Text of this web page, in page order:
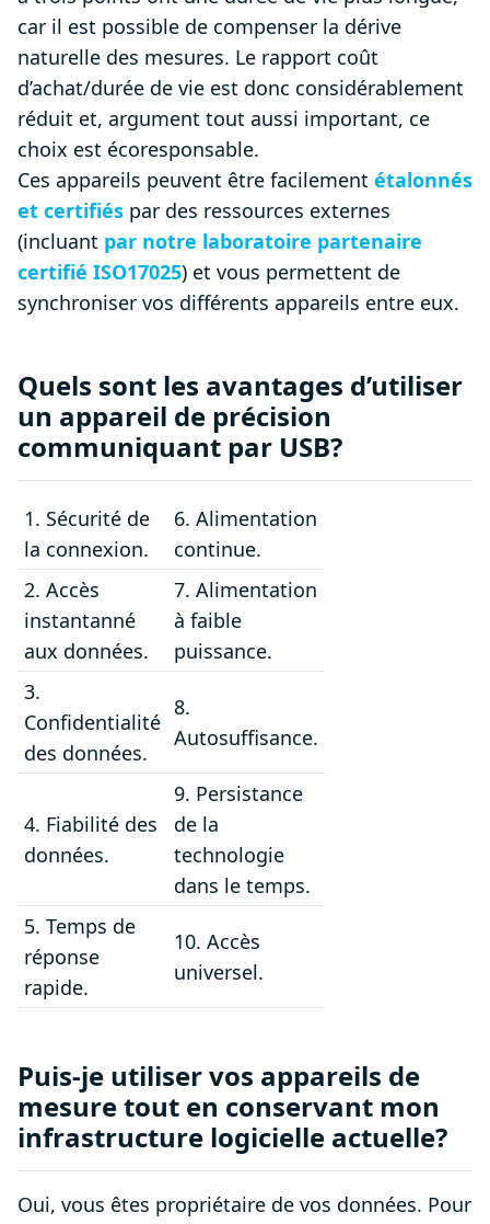
car il est possible de compenser la dérive
naturelle des mesures. Le rapport coût
d’achat/durée de vie est donc considérablement
réduit et, argument tout aussi important, ce
choix est écoresponsable.
Ces appareils peuvent être facilement étalonnés
et certifiés par des ressources externes
(incluant par notre laboratoire partenaire
certifié ISO17025) et vous permettent de
synchroniser vos différents appareils entre eux.
Quels sont les avantages d’utiliser
un appareil de précision
communiquant par USB?
1. Sécurité de
la connexion.
6. Alimentation
continue.
2. Accès
instantanné
aux données.
7. Alimentation
à faible
puissance.
3.
Confidentialité
des données.
8.
Autosuffisance.
4. Fiabilité des
données.
9. Persistance
de la
technologie
dans le temps.
5. Temps de
réponse
rapide.
10. Accès
universel.
Puis-je utiliser vos appareils de
mesure tout en conservant mon
infrastructure logicielle actuelle?
Oui, vous êtes propriétaire de vos données. Pour